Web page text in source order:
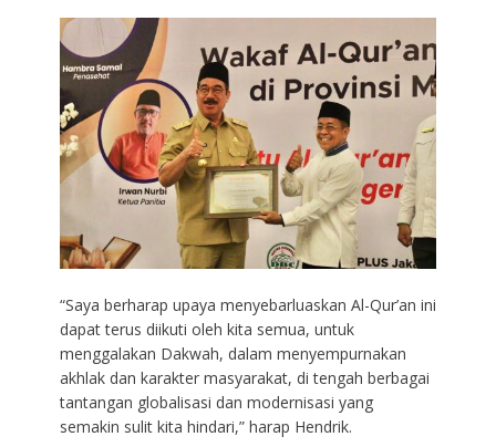
“Saya berharap upaya menyebarluaskan Al-Qur’an ini
dapat terus diikuti oleh kita semua, untuk
menggalakan Dakwah, dalam menyempurnakan
akhlak dan karakter masyarakat, di tengah berbagai
tantangan globalisasi dan modernisasi yang
semakin sulit kita hindari,” harap Hendrik.